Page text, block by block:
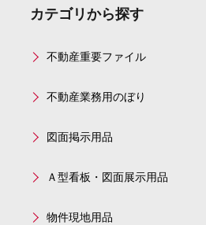
カテゴリから探す
不動産重要ファイル
不動産業務用のぼり
図面掲示用品
Ａ型看板・図面展示用品
物件現地用品